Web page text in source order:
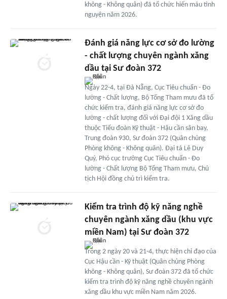
không - Không quân) đã tổ chức hiến máu tình
nguyện năm 2026.
Đánh giá năng lực cơ sở đo lường
- chất lượng chuyên ngành xăng
dầu tại Sư đoàn 372
Ngày 22-4, tại Đà Nẵng, Cục Tiêu chuẩn - Đo
lường - Chất lượng, Bộ Tổng Tham mưu đã tổ
chức kiểm tra, đánh giá năng lực cơ sở đo
lường - chất lượng đối với Đại đội 1 Xăng dầu
thuộc Tiểu đoàn Kỹ thuật - Hậu cần sân bay,
Trung đoàn 930, Sư đoàn 372 (Quân chủng
Phòng không - Không quân). Đại tá Lê Duy
Quý, Phó cục trưởng Cục Tiêu chuẩn - Đo
lường - Chất lượng Bộ Tổng Tham mưu, Chủ
tịch Hội đồng chủ trì kiểm tra.
Kiểm tra trình độ kỹ năng nghề
chuyên ngành xăng dầu (khu vực
miền Nam) tại Sư đoàn 372
Trong 2 ngày 20 và 21-4, thực hiện chỉ đạo của
Cục Hậu cần - Kỹ thuật (Quân chủng Phòng
không - Không quân), Sư đoàn 372 đã tổ chức
kiểm tra trình độ kỹ năng nghề chuyên ngành
xăng dầu khu vực miền Nam năm 2026.